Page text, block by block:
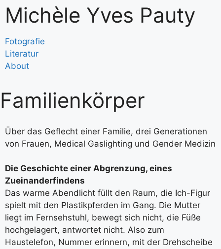
Fotografie
Literatur
About
Michèle Yves Pauty
Familienkörper
Über das Geflecht einer Familie, drei Generationen
von Frauen, Medical Gaslighting und Gender Medizin
Die Geschichte einer Abgrenzung, eines
Zueinanderfindens
Das warme Abendlicht füllt den Raum, die Ich-Figur
spielt mit den Plastikpferden im Gang. Die Mutter
liegt im Fernsehstuhl, bewegt sich nicht, die Füße
hochgelagert, antwortet nicht. Also zum
Haustelefon, Nummer erinnern, mit der Drehscheibe